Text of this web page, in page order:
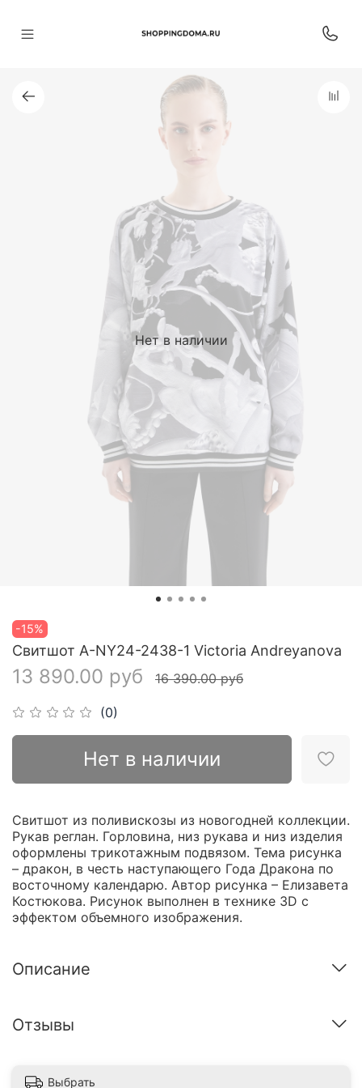
Нет в наличии
-15%
(0)
Свитшот A-NY24-2438-1 Victoria Andreyanova
13 890.00 руб 16 390.00 руб
Нет в наличии
Свитшот из поливискозы из новогодней коллекции.
Рукав реглан. Горловина, низ рукава и низ изделия
оформлены трикотажным подвязом. Тема рисунка
– дракон, в честь наступающего Года Дракона по
восточному календарю. Автор рисунка – Елизавета
Костюкова. Рисунок выполнен в технике 3D с
эффектом объемного изображения.
Описание
Отзывы
Выбрать